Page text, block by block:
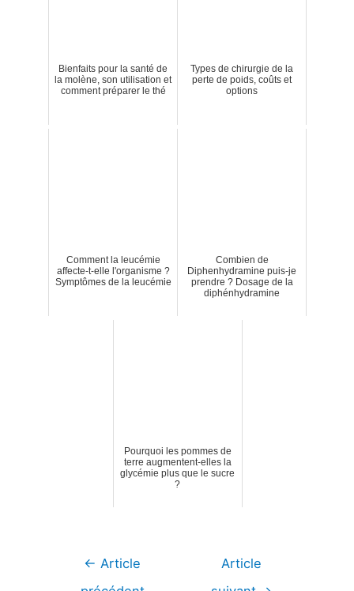
Bienfaits pour la santé de
la molène, son utilisation et
comment préparer le thé
Types de chirurgie de la
perte de poids, coûts et
options
Comment la leucémie
affecte-t-elle l'organisme ?
Symptômes de la leucémie
Combien de
Diphenhydramine puis-je
prendre ? Dosage de la
diphénhydramine
Pourquoi les pommes de
terre augmentent-elles la
glycémie plus que le sucre
?
Navigation
← Article
Article